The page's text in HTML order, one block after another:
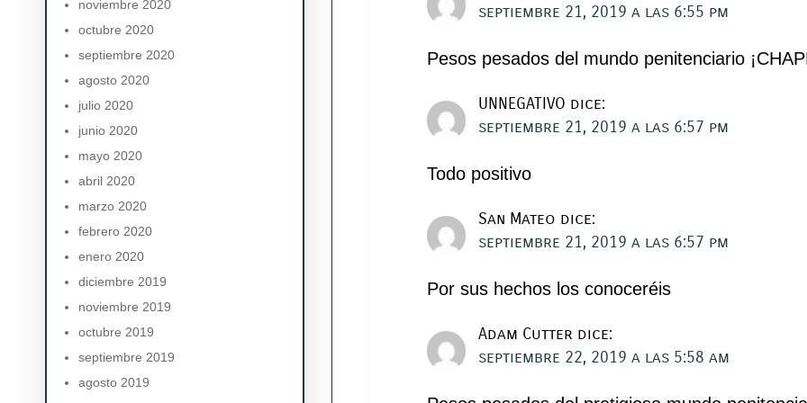
noviembre 2020
octubre 2020
septiembre 2020
agosto 2020
julio 2020
junio 2020
mayo 2020
abril 2020
marzo 2020
febrero 2020
enero 2020
diciembre 2019
noviembre 2019
octubre 2019
septiembre 2019
agosto 2019
septiembre 21, 2019 a las 6:55 pm
Pesos pesados del mundo penitenciario
UNNEGATIVO dice:
septiembre 21, 2019 a las 6:57 pm
Todo positivo
San Mateo dice:
septiembre 21, 2019 a las 6:57 pm
Por sus hechos los conoceréis
Adam Cutter dice:
septiembre 22, 2019 a las 5:58 am